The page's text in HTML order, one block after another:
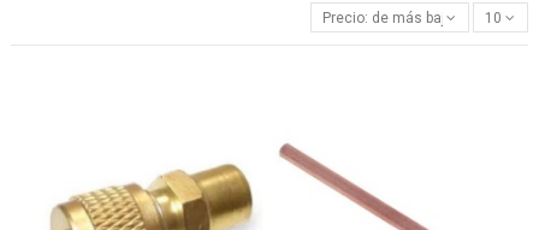
Precio: de más bajo a más alto
10